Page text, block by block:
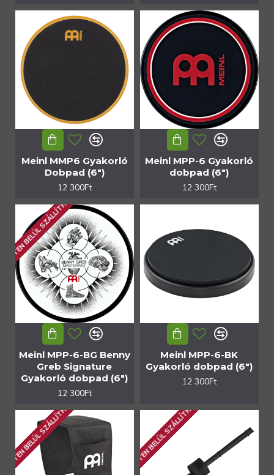
Meinl MMP6 Gyakorló
Dobpad (6")
12 300Ft
Meinl MPP-6 Gyakorló
dobpad (6")
12 300Ft
1 HÉTEN BELÜL SZÁLLÍTHATÓ
Meinl MPP-6-BG Benny
Greb Signature
Gyakorló dobpad (6")
12 300Ft
Meinl MPP-6-BK
Gyakorló dobpad (6")
12 300Ft
1 HÉTEN BELÜL SZÁLLÍTHATÓ 1 HÉTEN BELÜL SZÁLLÍTHATÓ